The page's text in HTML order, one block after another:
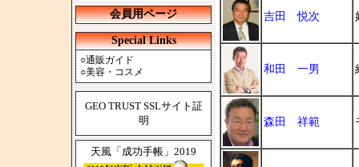
会員用ページ
Special Links
○通販ガイド
○美容・コスメ
GEO TRUST SSLサイト証
明
天風「成功手帳」2019
吉田 悦次
和田 一男
森田 祥範